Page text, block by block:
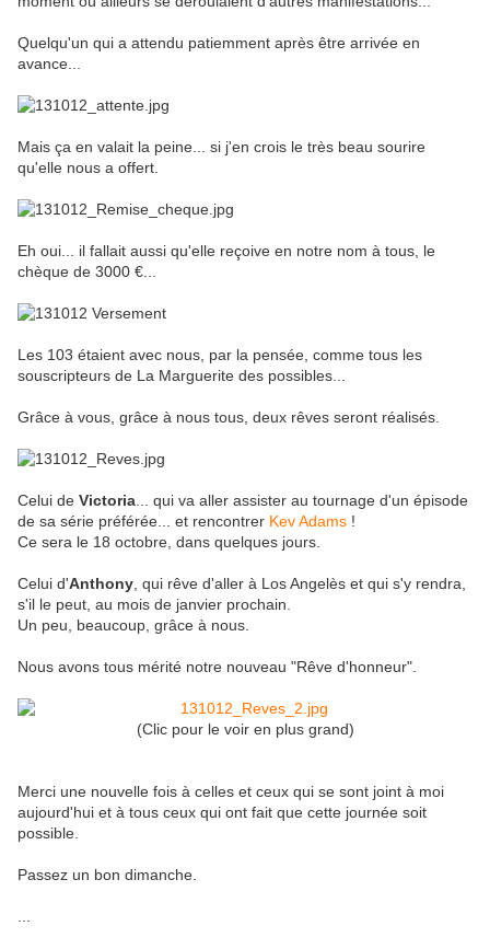
Quelqu'un qui a attendu patiemment après être arrivée en
avance...
Mais ça en valait la peine... si j'en crois le très beau sourire
qu'elle nous a offert.
Eh oui... il fallait aussi qu'elle reçoive en notre nom à tous, le
chèque de 3000 €...
Les 103 étaient avec nous, par la pensée, comme tous les
souscripteurs de La Marguerite des possibles...
Grâce à vous, grâce à nous tous, deux rêves seront réalisés.
Celui de Victoria ... qui va aller assister au tournage d'un épisode
de sa série préférée... et rencontrer Kev Adams !
Ce sera le 18 octobre, dans quelques jours.
Celui d'Anthony , qui rêve d'aller à Los Angelès et qui s'y rendra,
s'il le peut, au mois de janvier prochain.
Un peu, beaucoup, grâce à nous.
Nous avons tous mérité notre nouveau "Rêve d'honneur".
(Clic pour le voir en plus grand)
Merci une nouvelle fois à celles et ceux qui se sont joint à moi
aujourd'hui et à tous ceux qui ont fait que cette journée soit
possible.
Passez un bon dimanche.